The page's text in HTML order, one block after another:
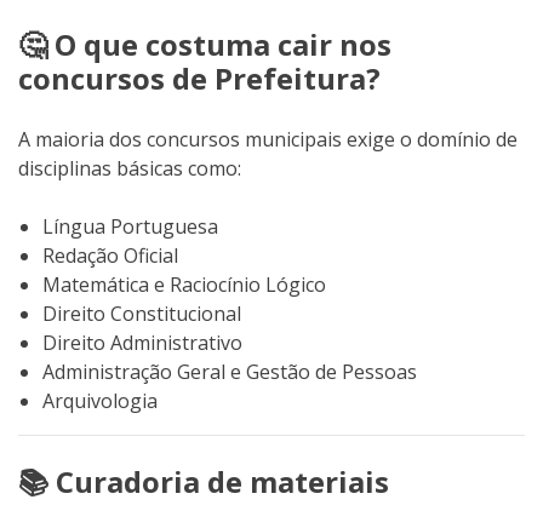
🤔 O que costuma cair nos
concursos de Prefeitura?
A maioria dos concursos municipais exige o domínio de
disciplinas básicas como:
Língua Portuguesa
Redação Oficial
Matemática e Raciocínio Lógico
Direito Constitucional
Direito Administrativo
Administração Geral e Gestão de Pessoas
Arquivologia
📚 Curadoria de materiais